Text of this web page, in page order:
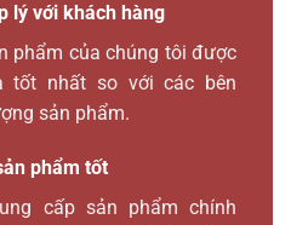
lý với khách hàng
phẩm của chúng tôi được
tốt nhất so với các bên
sản phẩm.
phẩm tốt
cấp sản phẩm chính